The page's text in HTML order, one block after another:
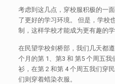
考虑到这几点，穿校服积极的一
了更好的学习环境。 但是，学校
制，这样学校才能成为更有趣的学
在民望学校剑桥部，我们几天都
个月的第 1、第3 和 第5 个周五
衫，在第 2 和第 4 个周五我们穿
们则穿着蜡染衣服。